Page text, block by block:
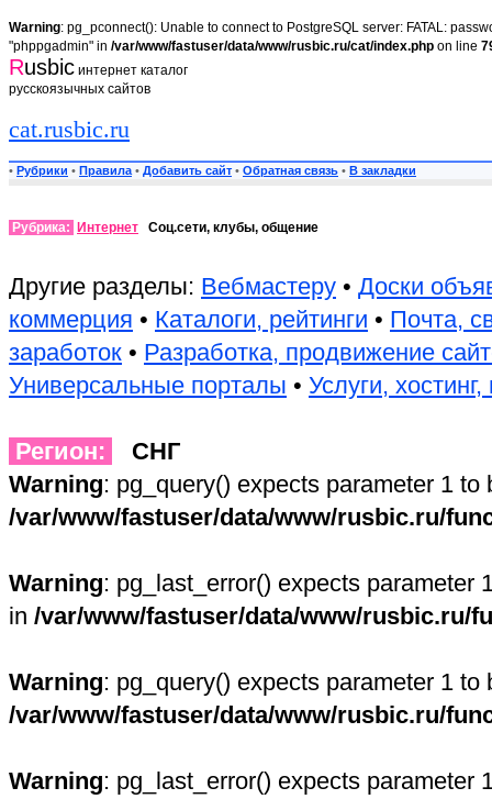
Warning: pg_pconnect(): Unable to connect to PostgreSQL server: FATAL:
"phppgadmin" in /var/www/fastuser/data/www/rusbic.ru/cat/index.php on line
Rusbic интернет каталог
русскоязычных сайтов
cat.rusbic.ru
• Рубрики • Правила • Добавить сайт • Обратная связь • В закладки
Рубрика: Интернет Соц.сети, клубы, общение
Другие разделы: Вебмастеру • Доски
коммерция • Каталоги, рейтинги • Почта,
заработок • Разработка, продвижение
Универсальные порталы • Услуги,
Регион:
СНГ
Warning: pg_query() expects parameter 1
/var/www/fastuser/data/www/rusbic.ru/
Warning: pg_last_error() expects parameter
in /var/www/fastuser/data/www/rusbic.ru/
Warning: pg_query() expects parameter 1
/var/www/fastuser/data/www/rusbic.ru/
Warning: pg_last_error() expects parameter